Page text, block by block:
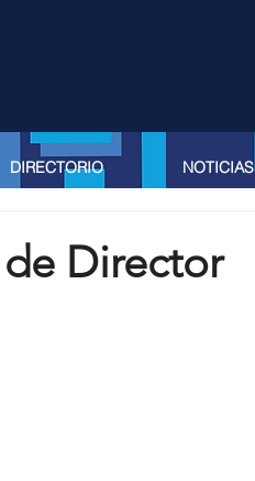
DIRECTORIO NOTICIAS
Director